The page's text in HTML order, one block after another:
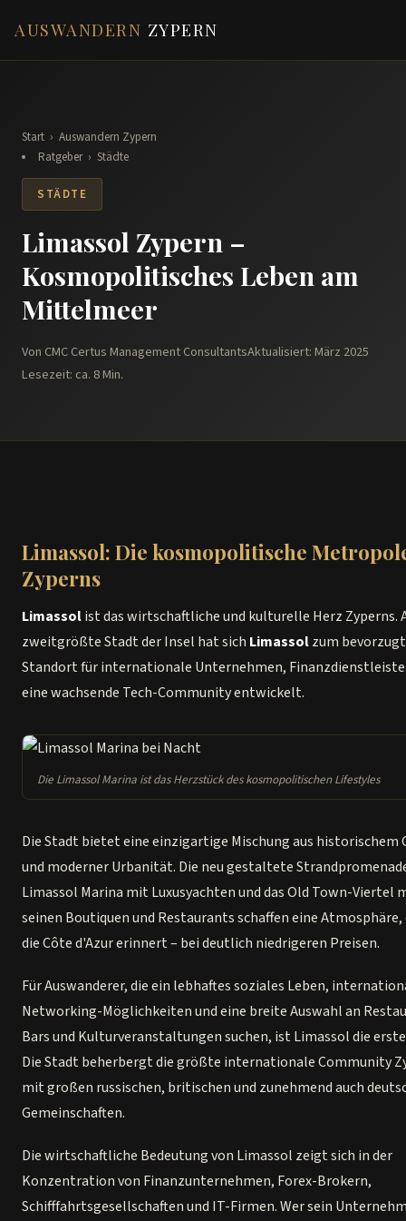
AUSWANDERN ZYPERN
Start › Auswandern Zypern
Ratgeber › Städte
STÄDTE
Limassol Zypern –
Kosmopolitisches Leben am
Mittelmeer
Von CMC Certus Management ConsultantsAktualisiert: März 2025
Lesezeit: ca. 8 Min.
Limassol: Die kosmopolitische
Zyperns
Limassolist das wirtschaftliche und kulturelle Herz Zyperns.
zweitgrößte Stadt der Insel hat sich Limassolzum
Standort für internationale Unternehmen,
eine wachsende Tech-Community entwickelt.
Die Limassol Marina ist das Herzstück des kosmopolitischen Lifestyles
Die Stadt bietet eine einzigartige Mischung aus historischem
und moderner Urbanität. Die neu gestaltete
Limassol Marina mit Luxusyachten und das Old Town-Viertel
seinen Boutiquen und Restaurants schaffen eine Atmosphäre,
die Côte d'Azur erinnert – bei deutlich niedrigeren Preisen.
Für Auswanderer, die ein lebhaftes soziales Leben,
Networking-Möglichkeiten und eine breite Auswahl an
Bars und Kulturveranstaltungen suchen, ist Limassol die
Die Stadt beherbergt die größte internationale Community
mit großen russischen, britischen und zunehmend auch
Gemeinschaften.
Die wirtschaftliche Bedeutung von Limassol zeigt sich in der
Konzentration von Finanzunternehmen, Forex-Brokern,
Schifffahrtsgesellschaften und IT-Firmen. Wer sein